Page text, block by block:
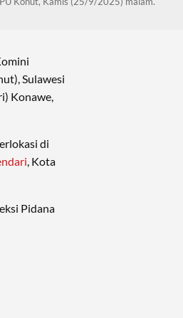
Sulawesi
Konawe,
di
, Kota
Pidana